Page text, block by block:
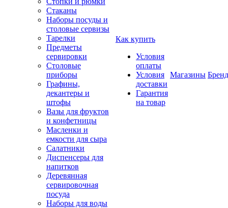
Стаканы
Наборы посуды и
столовые сервизы
Тарелки
Предметы
сервировки
Столовые
приборы
Графины,
декантеры и
штофы
Вазы для фруктов
и конфетницы
Масленки и
емкости для сыра
Салатники
Диспенсеры для
напитков
Деревянная
сервировочная
посуда
Наборы для воды
Как купить
Условия
оплаты
Условия
доставки
Гарантия
на товар
Магазины